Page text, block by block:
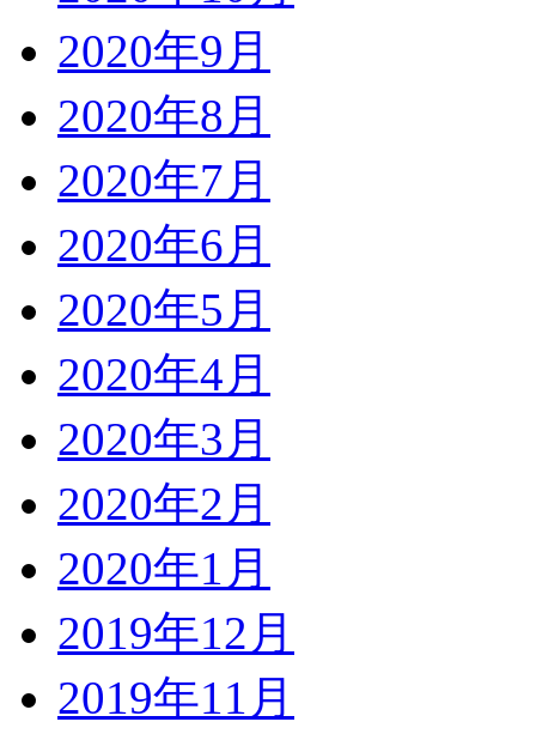
2020年9月
2020年8月
2020年7月
2020年6月
2020年5月
2020年4月
2020年3月
2020年2月
2020年1月
2019年12月
2019年11月